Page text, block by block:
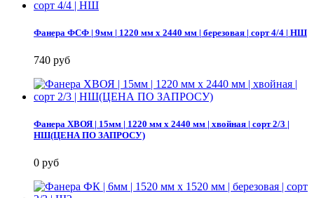
Фанера ФСФ | 9мм | 1220 мм х 2440 мм | березовая | сорт 4/4 | НШ
740 руб
Фанера ХВОЯ | 15мм | 1220 мм х 2440 мм | хвойная | сорт 2/3 |
НШ(ЦЕНА ПО ЗАПРОСУ)
0 руб